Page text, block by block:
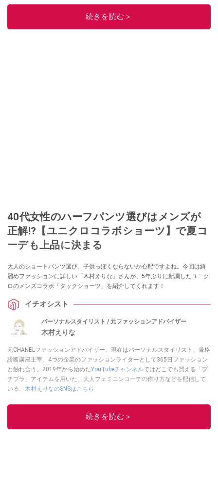
積み上げ続けている外資系企業のコンサルタント（25年以上のキャリア）か
続きを読む＞
40代女性のハーフパンツ選びはメンズが
正解!?【ユニクロコラボショーツ】で夏コ
ーデも上品に決まる
大人のショートパンツ選び、子供っぽくならないか心配ですよね。今回は綺
麗めファッションに詳しい「木村えりな」さんが、5年ぶりに新調したユニク
ロのメンズコラボ「タックショーツ」を紹介してくれます！
イチオシスト
パーソナルスタイリスト / 元ファッションアドバイザー
木村えりな
元CHANELファッションアドバイザー。現在はパーソナルスタイリスト、骨格
診断講座主宰、4つの企業のファッションライターとして365日ファッション
と触れ合う。2019年から始めたYouTubeチャンネルではどこでも買える「プ
チプラ」アイテムを用いた、大人フェミニンコーデの作り方などを配信して
いる。 木村えりなのSNSはこちら
このイチオシストの他の記事を読む
続きを読む＞